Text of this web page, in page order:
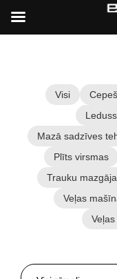
Visi
Mazā sadzīves
Plīts virsmas
Trauku
Veļas